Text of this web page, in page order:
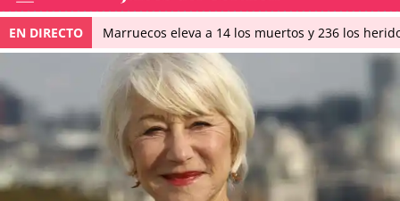
EN DIRECTO Marruecos eleva a 14 los muertos y 236 los